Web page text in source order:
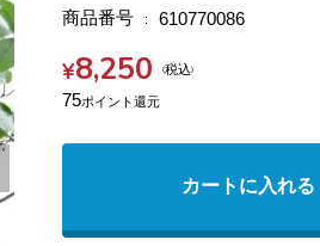
商品番号 610770086
¥8,250 税込
75
カートに入れる